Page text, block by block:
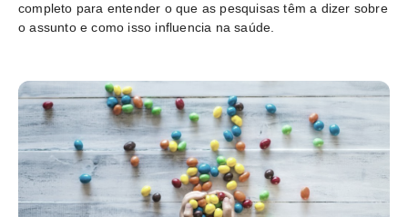
completo para entender o que as pesquisas têm a dizer sobre
o assunto e como isso influencia na saúde.